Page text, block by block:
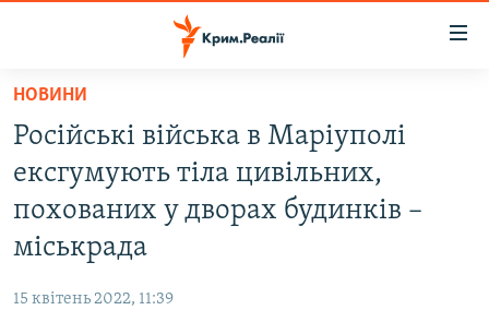
Перейти
основного
матеріалу
Перейти
до
основної
Перейти
ВІДЕО ТА ФОТО
ПОЛІТИКА
НОВИНИ
Російські війська в Маріуполі
ексгумують тіла цивільних,
похованих у дворах будинків –
міськрада
15 квітень 2022, 11:39